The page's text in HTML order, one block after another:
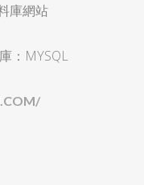
料庫網站
MYSQL